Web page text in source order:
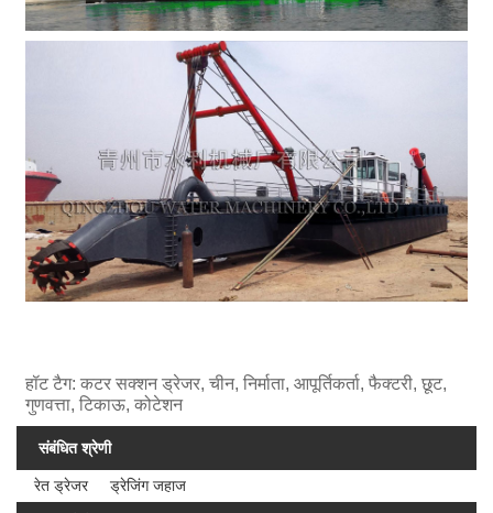
हॉट टैग: कटर सक्शन ड्रेजर, चीन, निर्माता, आपूर्तिकर्ता, फैक्टरी, छूट,
गुणवत्ता, टिकाऊ, कोटेशन
संबंधित श्रेणी
रेत ड्रेजर ड्रेजिंग जहाज